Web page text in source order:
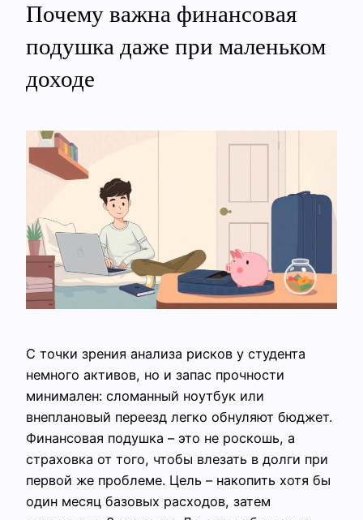
Почему важна финансовая
подушка даже при маленьком
доходе
С точки зрения анализа рисков у студента
немного активов, но и запас прочности
минимален: сломанный ноутбук или
внеплановый переезд легко обнуляют бюджет.
Финансовая подушка – это не роскошь, а
страховка от того, чтобы влезать в долги при
первой же проблеме. Цель – накопить хотя бы
один месяц базовых расходов, затем